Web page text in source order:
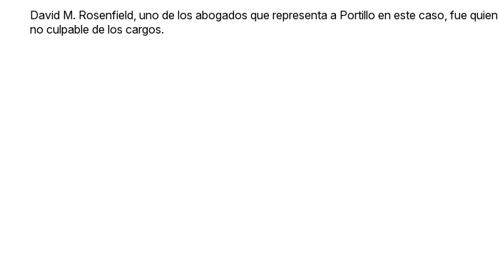
David M. Rosenfield, uno de los abogados que representa a Portillo en este caso, fue
no culpable de los cargos.